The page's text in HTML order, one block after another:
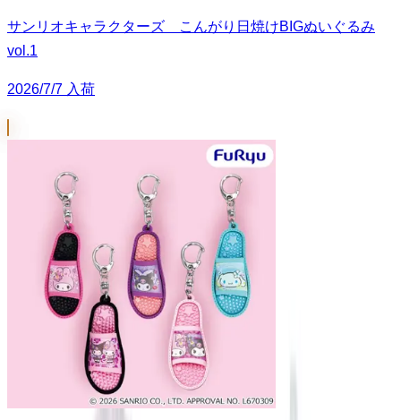
サンリオキャラクターズ こんがり日焼けBIGぬいぐるみ
vol.1
2026/7/7 入荷